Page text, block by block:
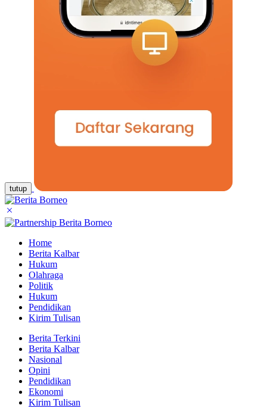
tutup
Home
Berita Kalbar
Hukum
Olahraga
Politik
Hukum
Pendidikan
Kirim Tulisan
Berita Terkini
Berita Kalbar
Nasional
Opini
Pendidikan
Ekonomi
Kirim Tulisan